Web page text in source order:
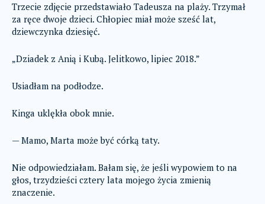
Trzecie zdjęcie przedstawiało Tadeusza na plaży. Trzymał
za ręce dwoje dzieci. Chłopiec miał może sześć lat,
dziewczynka dziesięć.
„Dziadek z Anią i Kubą. Jelitkowo, lipiec 2018.”
Usiadłam na podłodze.
Kinga uklękła obok mnie.
— Mamo, Marta może być córką taty.
Nie odpowiedziałam. Bałam się, że jeśli wypowiem to na
głos, trzydzieści cztery lata mojego życia zmienią
znaczenie.